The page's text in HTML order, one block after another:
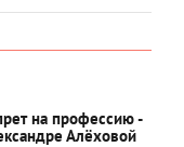
на профессию -
Алёховой